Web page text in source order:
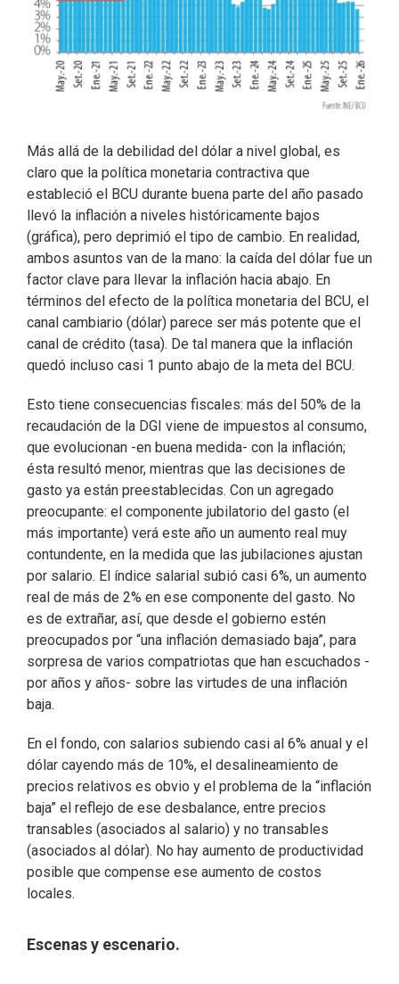
Más allá de la debilidad del dólar a nivel global, es
claro que la política monetaria contractiva que
estableció el BCU durante buena parte del año pasado
llevó la inflación a niveles históricamente bajos
(gráfica), pero deprimió el tipo de cambio. En realidad,
ambos asuntos van de la mano: la caída del dólar fue un
factor clave para llevar la inflación hacia abajo. En
términos del efecto de la política monetaria del BCU, el
canal cambiario (dólar) parece ser más potente que el
canal de crédito (tasa). De tal manera que la inflación
quedó incluso casi 1 punto abajo de la meta del BCU.
Esto tiene consecuencias fiscales: más del 50% de la
recaudación de la DGI viene de impuestos al consumo,
que evolucionan -en buena medida- con la inflación;
ésta resultó menor, mientras que las decisiones de
gasto ya están preestablecidas. Con un agregado
preocupante: el componente jubilatorio del gasto (el
más importante) verá este año un aumento real muy
contundente, en la medida que las jubilaciones ajustan
por salario. El índice salarial subió casi 6%, un aumento
real de más de 2% en ese componente del gasto. No
es de extrañar, así, que desde el gobierno estén
preocupados por “una inflación demasiado baja”, para
sorpresa de varios compatriotas que han escuchados -
por años y años- sobre las virtudes de una inflación
baja.
En el fondo, con salarios subiendo casi al 6% anual y el
dólar cayendo más de 10%, el desalineamiento de
precios relativos es obvio y el problema de la “inflación
baja” el reflejo de ese desbalance, entre precios
transables (asociados al salario) y no transables
(asociados al dólar). No hay aumento de productividad
posible que compense ese aumento de costos
locales.
Escenas y escenario.